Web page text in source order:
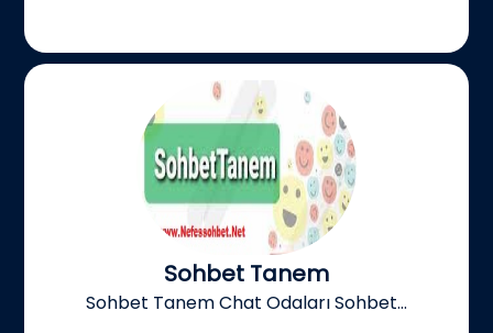
Sohbet Tanem
Sohbet Tanem Chat Odaları Sohbet...